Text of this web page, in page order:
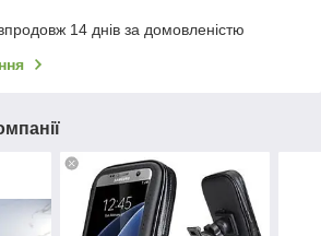
14 днів за домовленістю